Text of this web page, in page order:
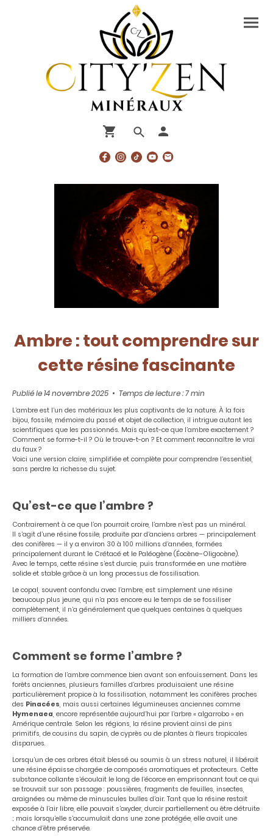
Ambre : tout comprendre sur
cette résine fascinante
Publié le 14 novembre 2025 • Temps de lecture : 7 min
L’ambre est l’un des matériaux les plus captivants de la nature. À la fois
bijou, fossile, mémoire du passé et objet de collection, il intrigue autant les
scientifiques que les passionnés. Mais qu’est-ce que l’ambre exactement ?
Comment se forme-t-il ? Où le trouve-t-on ? Et comment reconnaître le vrai
du faux ?
Voici une version claire, simplifiée et complète pour comprendre l’essentiel,
sans perdre la richesse du sujet.
Qu’est-ce que l’ambre ?
Contrairement à ce que l’on pourrait croire, l’ambre n’est pas un minéral.
Il s’agit d’une résine fossile, produite par d’anciens arbres — principalement
des conifères — il y a environ 30 à 100 millions d’années, formées
principalement durant le Crétacé et le Paléogène (Éocène–Oligocène).
Avec le temps, cette résine s’est durcie, puis transformée en une matière
solide et stable grâce à un long processus de fossilisation.
Le copal, souvent confondu avec l’ambre, est simplement une résine
beaucoup plus jeune, qui n’a pas encore eu le temps de se fossiliser
complètement, il n’a généralement que quelques centaines à quelques
milliers d’années.
Comment se forme l’ambre ?
La formation de l’ambre commence bien avant son enfouissement. Dans les
forêts anciennes, plusieurs familles d’arbres produisaient une résine
particulièrement propice à la fossilisation, notamment les conifères proches
des Pinacées, mais aussi certaines légumineuses anciennes comme
Hymenaea, encore représentée aujourd’hui par l’arbre « algarrobo » en
Amérique centrale. Selon les régions, la résine provient ainsi de pins
primitifs, de cousins du sapin, de cyprès ou de plantes à fleurs tropicales
disparues.
Lorsqu’un de ces arbres était blessé ou soumis à un stress naturel, il libérait
une résine épaisse chargée de composés aromatiques et protecteurs. Cette
substance collante s’écoulait le long de l’écorce en emprisonnant tout ce qui
se trouvait sur son passage : poussières, fragments de feuilles, insectes,
araignées ou même de minuscules bulles d’air. Tant que la résine restait
exposée à l’air libre, elle pouvait s’oxyder, durcir partiellement ou être détruite
; mais lorsqu’elle s’accumulait dans une zone protégée, elle avait une
chance d’être préservée.